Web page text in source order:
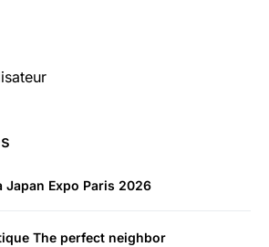
Japan Expo Paris 2026
The perfect neighbor